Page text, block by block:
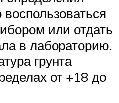
или отдать
в лабораторию.
грунта
от +18 до